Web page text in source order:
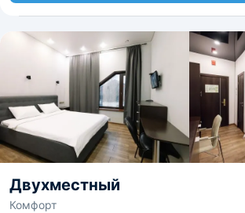
Двухместный
Комфорт